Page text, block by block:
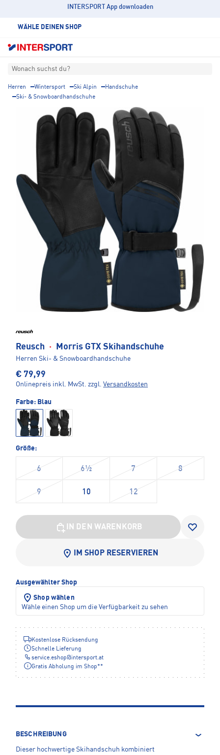
INTERSPORT App downloaden
WÄHLE DEINEN SHOP
Wonach suchst du?
Herren Wintersport Ski Alpin
Handschuhe
Ski- & Snowboardhandschuhe
Reusch · Morris GTX Skihandschuhe
Herren Ski- & Snowboardhandschuhe
€ 79,99
Onlinepreis inkl. MwSt. zzgl. Versandkosten
Farbe: Blau
Größe:
6 6½ 7 8
9 10 12
IN DEN WARENKORB
IM SHOP RESERVIEREN
Ausgewählter Shop
Shop wählen
Wähle einen Shop um die Verfügbarkeit zu sehen
Kostenlose Rücksendung
Schnelle Lieferung
service.eshop@intersport.at
Gratis Abholung im Shop**
BESCHREIBUNG
Dieser hochwertige Skihandschuh kombiniert